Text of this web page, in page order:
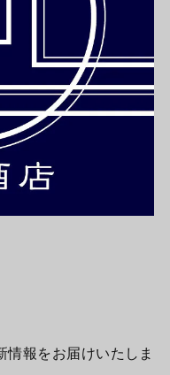
報をお届けいたしま